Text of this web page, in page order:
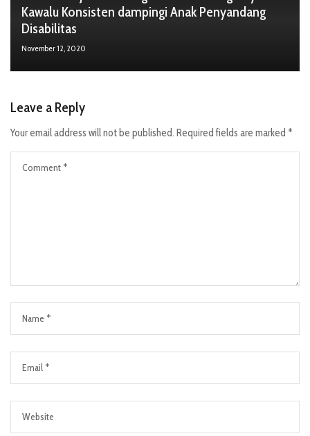
Kawalu Konsisten dampingi Anak Penyandang
Disabilitas
November 12, 2020
Leave a Reply
Your email address will not be published. Required fields are marked *